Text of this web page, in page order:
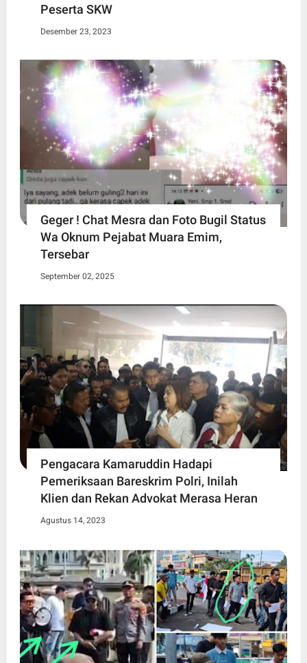
Peserta SKW
Desember 23, 2023
Geger ! Chat Mesra dan Foto Bugil Status
Wa Oknum Pejabat Muara Emim,
Tersebar
September 02, 2025
Pengacara Kamaruddin Hadapi
Pemeriksaan Bareskrim Polri, Inilah
Klien dan Rekan Advokat Merasa Heran
Agustus 14, 2023